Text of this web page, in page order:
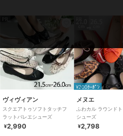
PR
ヴィヴィアン
スクエアトゥソフトタッチフ
ラットバレエシューズ
¥2,990
¥200ｸｰﾎﾟﾝ
メヌエ
ふわカル ラウンド
シューズ
¥2,798